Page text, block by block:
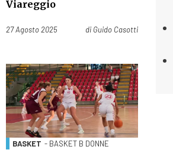
Viareggio
Pubblicato il
27 Agosto 2025 di Guido Casotti
BASKET - BASKET B DONNE